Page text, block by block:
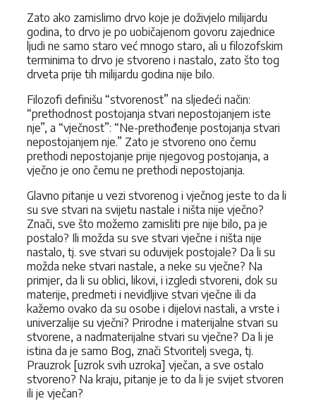
Zato ako zamislimo drvo koje je doživjelo milijardu
godina, to drvo je po uobičajenom govoru zajednice
ljudi ne samo staro već mnogo staro, ali u filozofskim
terminima to drvo je stvoreno i nastalo, zato što tog
drveta prije tih milijardu godina nije bilo.
Filozofi definišu “stvorenost” na sljedeći način:
“prethodnost postojanja stvari nepostojanjem iste
nje”, a “vječnost”: “Ne-prethođenje postojanja stvari
nepostojanjem nje.” Zato je stvoreno ono čemu
prethodi nepostojanje prije njegovog postojanja, a
vječno je ono čemu ne prethodi nepostojanja.
Glavno pitanje u vezi stvorenog i vječnog jeste to da li
su sve stvari na svijetu nastale i ništa nije vječno?
Znači, sve što možemo zamisliti pre nije bilo, pa je
postalo? Ili možda su sve stvari vječne i ništa nije
nastalo, tj. sve stvari su oduvijek postojale? Da li su
možda neke stvari nastale, a neke su vječne? Na
primjer, da li su oblici, likovi, i izgledi stvoreni, dok su
materije, predmeti i nevidljive stvari vječne ili da
kažemo ovako da su osobe i dijelovi nastali, a vrste i
univerzalije su vječni? Prirodne i materijalne stvari su
stvorene, a nadmaterijalne stvari su vječne? Da li je
istina da je samo Bog, znači Stvoritelj svega, tj.
Prauzrok [uzrok svih uzroka] vječan, a sve ostalo
stvoreno? Na kraju, pitanje je to da li je svijet stvoren
ili je vječan?